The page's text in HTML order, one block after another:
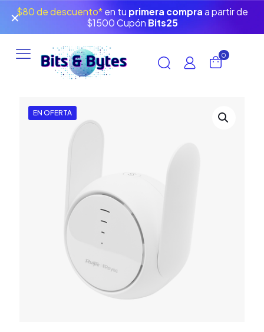
$80 de descuento*en tu primera compra a partir de
$1500 Cupón Bits25
✕
0
EN OFERTA